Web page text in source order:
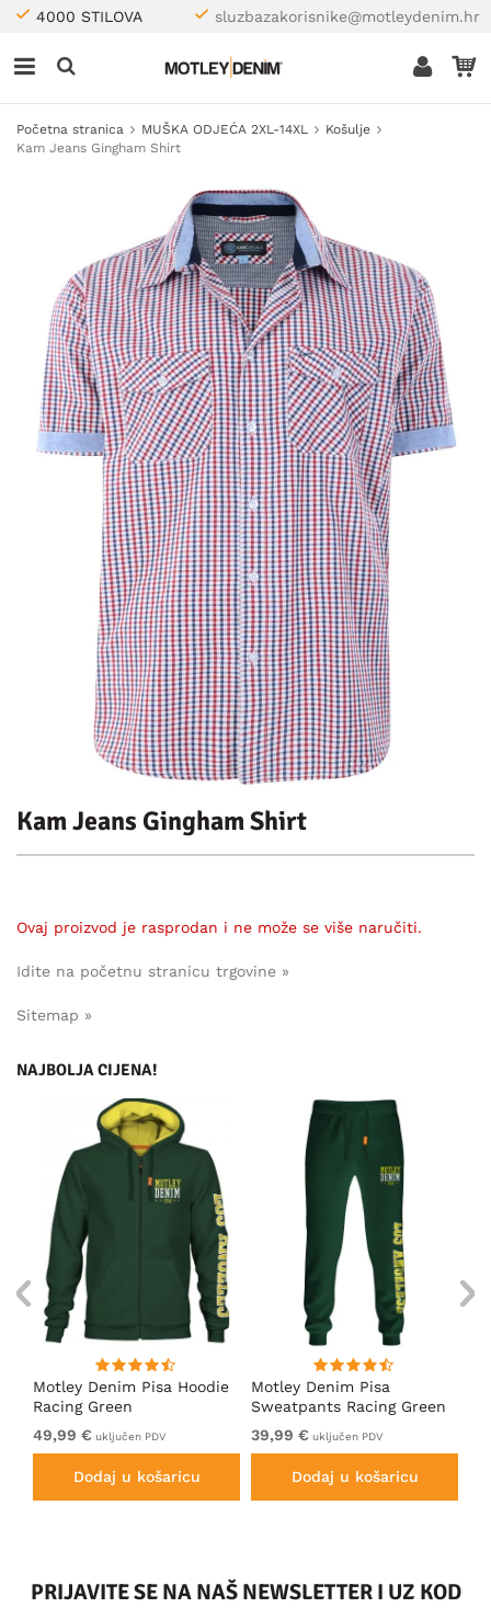
4000 STILOVA sluzbazakorisnike@motleydenim.hr
Početna stranica MUŠKA ODJEĆA 2XL-14XL
Košulje
Kam Jeans Gingham Shirt
Kam Jeans Gingham Shirt
Ovaj proizvod je rasprodan i ne može se više naručiti.
Idite na početnu stranicu trgovine »
Sitemap »
NAJBOLJA CIJENA!
Motley Denim Pisa Hoodie
Racing Green
49,99 € uključen PDV
Dodaj u košaricu
Motley Denim Pisa
Sweatpants Racing Green
39,99 € uključen PDV
Dodaj u košaricu
PRIJAVITE SE NA NAŠ NEWSLETTER I UZ KOD